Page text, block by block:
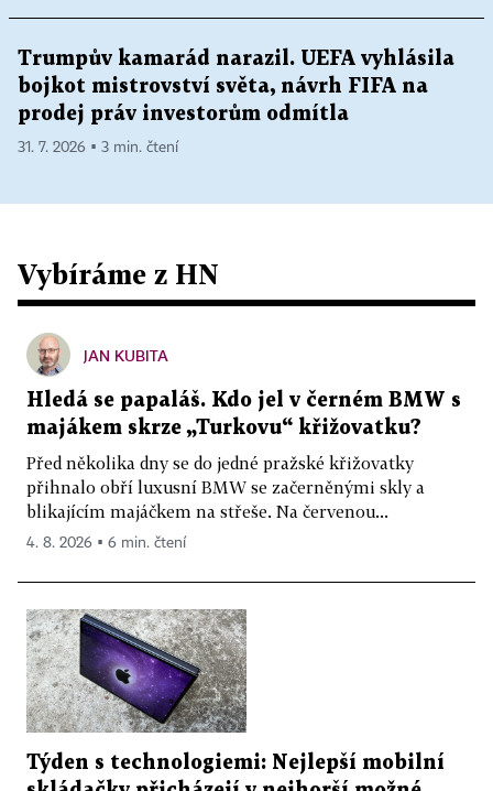
Trumpův kamarád narazil. UEFA vyhlásila
bojkot mistrovství světa, návrh FIFA na
prodej práv investorům odmítla
31. 7. 2026 ▪ 3 min. čtení
Vybíráme z HN
JAN KUBITA
Hledá se papaláš. Kdo jel v černém BMW s
majákem skrze „Turkovu“ křižovatku?
Před několika dny se do jedné pražské křižovatky
přihnalo obří luxusní BMW se začerněnými skly a
blikajícím majáčkem na střeše. Na červenou...
4. 8. 2026 ▪ 6 min. čtení
Týden s technologiemi: Nejlepší mobilní